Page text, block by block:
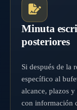
Minuta
posteriores
Si después de la
específico al
alcance, plazos
con información